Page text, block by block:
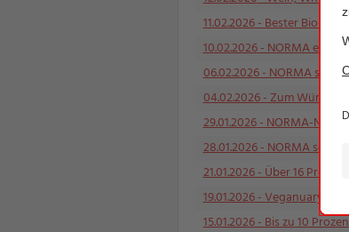
11.02.2026- Bester Bio-
10.02.2026- NORMA
06.02.2026- NORMA senkt
04.02.2026- Zum Würzen
29.01.2026- NORMA-
28.01.2026- NORMA senkt
21.01.2026- Über 16 Prozent
19.01.2026- Veganuary
15.01.2026- Bis zu 10